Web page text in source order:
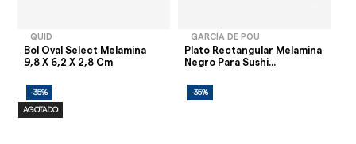
QUID
Bol Oval Select Melamina
9,8 X 6,2 X 2,8 Cm
-35%
AGOTADO
GARCÍA DE POU
Plato Rectangular Melamina
Negro Para Sushi...
-35%